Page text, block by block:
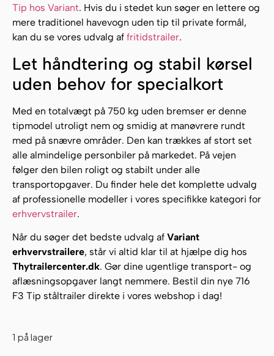
Tip hos Variant. Hvis du i stedet kun søger en lettere og
mere traditionel havevogn uden tip til private formål,
kan du se vores udvalg af fritidstrailer.
Let håndtering og stabil kørsel
uden behov for specialkort
Med en totalvægt på 750 kg uden bremser er denne
tipmodel utroligt nem og smidig at manøvrere rundt
med på snævre områder. Den kan trækkes af stort set
alle almindelige personbiler på markedet. På vejen
følger den bilen roligt og stabilt under alle
transportopgaver. Du finder hele det komplette udvalg
af professionelle modeller i vores specifikke kategori for
erhvervstrailer.
Når du søger det bedste udvalg af Variant
erhvervstrailere, står vi altid klar til at hjælpe dig hos
Thytrailercenter.dk. Gør dine ugentlige transport- og
aflæsningsopgaver langt nemmere. Bestil din nye 716
F3 Tip ståltrailer direkte i vores webshop i dag!
1 på lager